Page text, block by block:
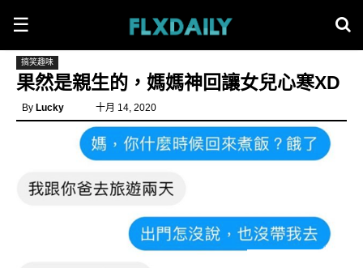
☰
搞笑趣味
果然是親生的，媽媽神回讓女兒心寒XD
By Lucky 十月 14, 2020